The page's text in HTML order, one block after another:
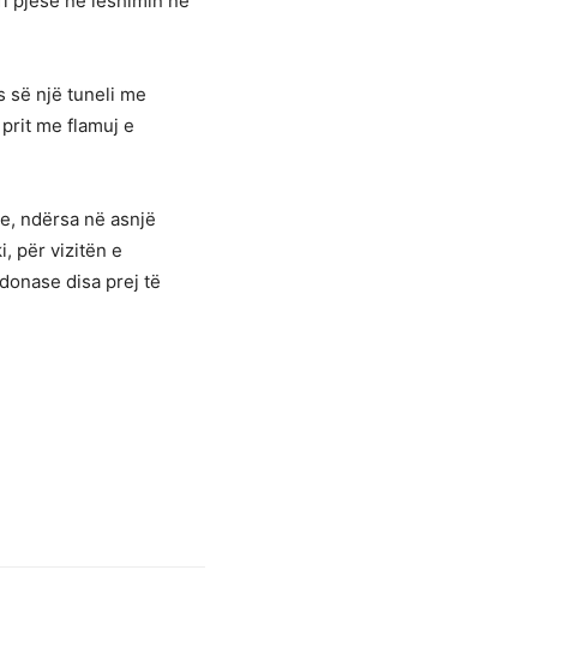
së një tuneli me
me flamuj e
ndërsa në asnjë
për vizitën e
disa prej të